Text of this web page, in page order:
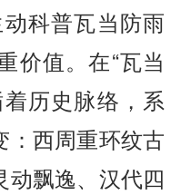
科普瓦当防雨
价值。在“瓦当
历史脉络，系
：西周重环纹古
动飘逸、汉代四